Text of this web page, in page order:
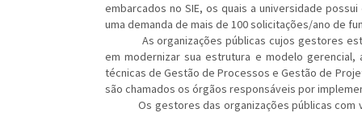
embarcados no SIE, os quais a universidade
uma demanda de mais de 100 solicitações/ano de
As organizações públicas cujos gestores
em modernizar sua estrutura e modelo
técnicas de Gestão de Processos e Gestão de
são chamados os órgãos responsáveis por
Os gestores das organizações públicas com